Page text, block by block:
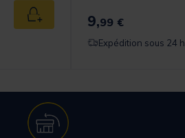
Ajouter au panier
9,99 €
Expédition sous 24 h